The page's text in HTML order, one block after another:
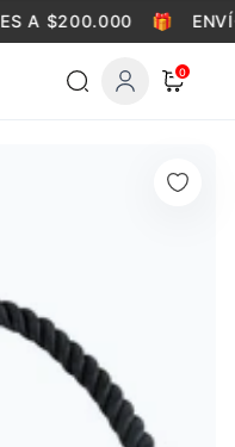
A $200.000 🎁
0